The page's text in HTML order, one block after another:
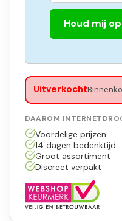
Houd mij
Uitverkocht
DAAROM
Voordelige prijzen
14 dagen bedenktijd
Groot assortiment
Discreet verpakt